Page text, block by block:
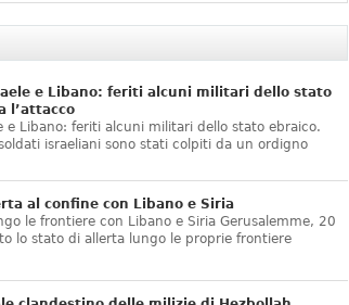
e Libano: feriti alcuni militari dello stato
l’attacco
e Libano: feriti alcuni militari dello stato ebraico.
israeliani sono stati colpiti da un ordigno
al confine con Libano e Siria
le frontiere con Libano e Siria Gerusalemme, 20
lo stato di allerta lungo le proprie frontiere